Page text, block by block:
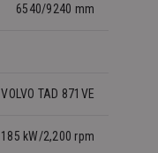
6540/9240 mm
VOLVO TAD 871VE
185 kW/2,200 rpm